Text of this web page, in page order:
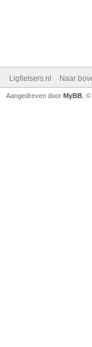
Ligfietsers.nl Naar
Aangedreven door MyBB ,